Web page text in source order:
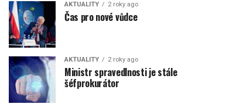
AKTUALITY 2 roky ago
Čas pro nové vůdce
AKTUALITY 2 roky ago
Ministr spravedlnosti je stále
šéfprokurátor